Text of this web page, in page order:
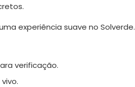
experiência suave no Solverde.
verificação.